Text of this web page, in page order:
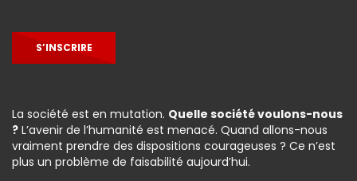
S’INSCRIRE
La société est en mutation. Quelle société voulons-nous
? L’avenir de l’humanité est menacé. Quand allons-nous
vraiment prendre des dispositions courageuses ? Ce n’est
plus un problème de faisabilité aujourd’hui.